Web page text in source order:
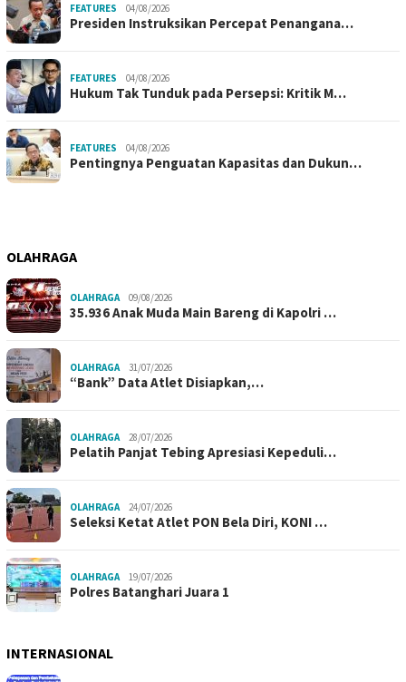
FEATURES 04/08/2026
Presiden Instruksikan Percepat Penangana…
FEATURES 04/08/2026
Hukum Tak Tunduk pada Persepsi: Kritik M…
FEATURES 04/08/2026
Pentingnya Penguatan Kapasitas dan Dukun…
OLAHRAGA
OLAHRAGA 09/08/2026
35.936 Anak Muda Main Bareng di Kapolri …
OLAHRAGA 31/07/2026
“Bank” Data Atlet Disiapkan,…
OLAHRAGA 28/07/2026
Pelatih Panjat Tebing Apresiasi Kepeduli…
OLAHRAGA 24/07/2026
Seleksi Ketat Atlet PON Bela Diri, KONI …
OLAHRAGA 19/07/2026
Polres Batanghari Juara 1
INTERNASIONAL